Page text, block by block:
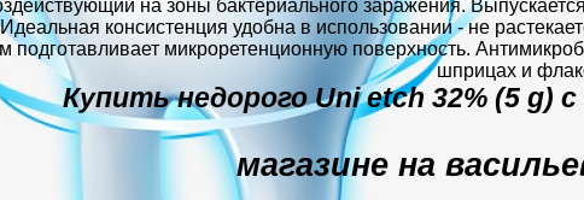
на зоны бактериального заражения.
консистенция удобна в использовании - не
подготавливает микроретенционную поверхность.
шприцах и
Купить недорого Uni etch 32% (5 g)
магазине на